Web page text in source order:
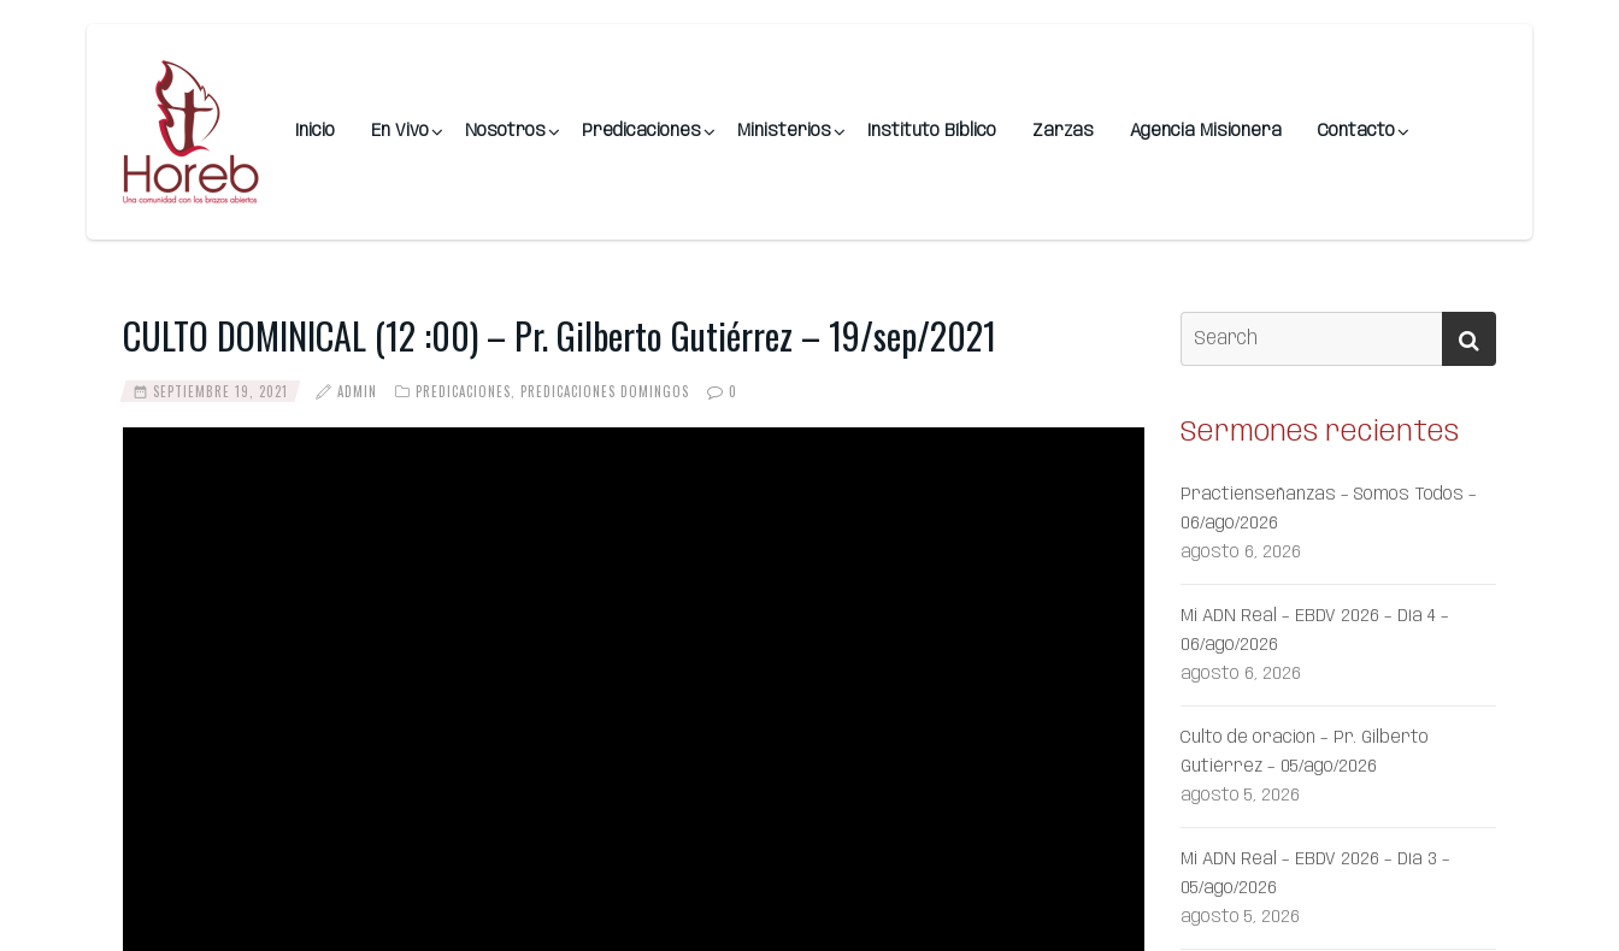
Inicio En Vivo Nosotros Predicaciones Ministerios Instituto Bíblico Zarzas Agencia Misionera Contacto
CULTO DOMINICAL (12 :00) – Pr. Gilberto Gutiérrez – 19/sep/2021
SEPTIEMBRE 19, 2021 ADMIN PREDICACIONES PREDICACIONES DOMINGOS 0
Sermones recientes
Practienseñanzas – Somos Todos –
06/ago/2026
agosto 6, 2026
Mi ADN Real – EBDV 2026 – Día 4 –
06/ago/2026
agosto 6, 2026
Culto de oración – Pr. Gilberto
Gutiérrez – 05/ago/2026
agosto 5, 2026
Mi ADN Real – EBDV 2026 – Día 3 –
05/ago/2026
agosto 5, 2026